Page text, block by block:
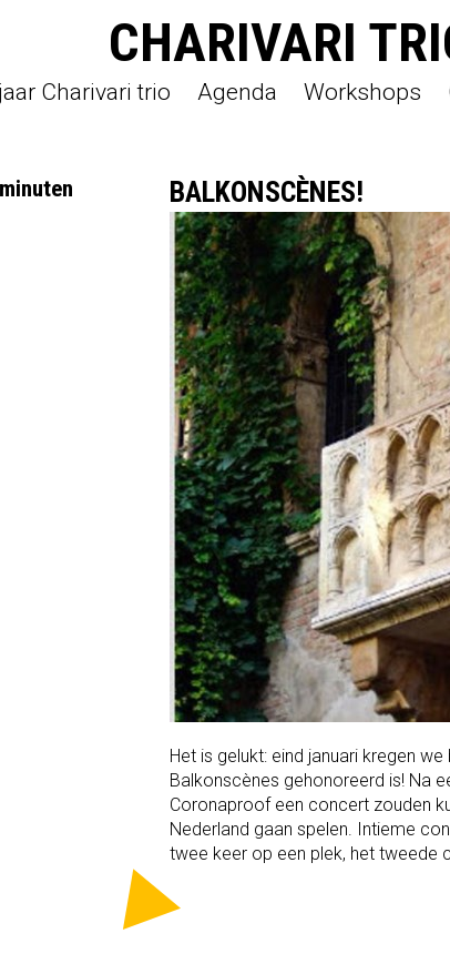
CHARIVARI
Charivari trio Agenda Workshops
BALKONSCÈNES!
Het is gelukt: eind januari kregen
Balkonscènes gehonoreerd is! Na
Coronaproof een concert zouden
Nederland gaan spelen. Intieme
twee keer op een plek, het tweede